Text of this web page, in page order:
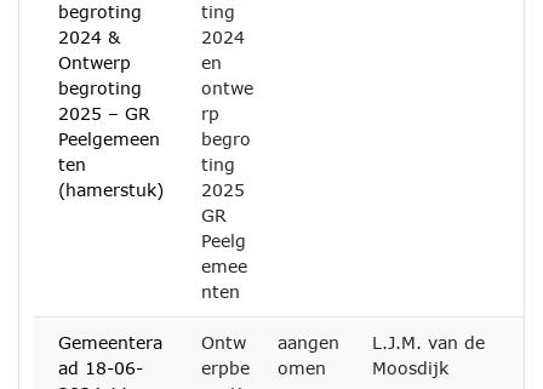
begroting
2024 &
Ontwerp
begroting
2025 – GR
Peelgemeen
ten
(hamerstuk)
ting
2024
en
ontwe
rp
begro
ting
2025
GR
Peelg
emee
nten
Gemeentera
ad 18-06-
Ontw
erpbe
aangen
omen
L.J.M. van de
Moosdijk